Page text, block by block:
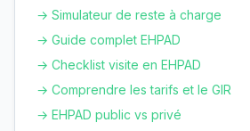
→ Simulateur de reste à charge
→ Guide complet EHPAD
→ Checklist visite en EHPAD
→ Comprendre les tarifs et le GIR
→ EHPAD public vs privé